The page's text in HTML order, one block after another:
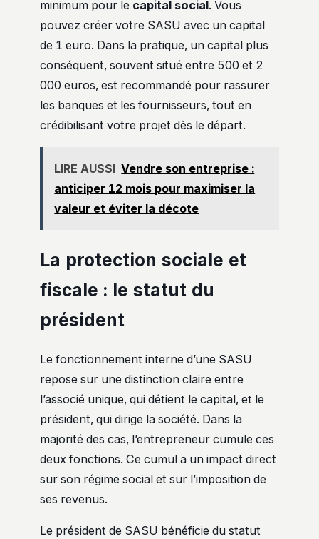
minimum pour le capital social. Vous
pouvez créer votre SASU avec un capital
de 1 euro. Dans la pratique, un capital plus
conséquent, souvent situé entre 500 et 2
000 euros, est recommandé pour rassurer
les banques et les fournisseurs, tout en
crédibilisant votre projet dès le départ.
LIRE AUSSI Vendre son entreprise :
anticiper 12 mois pour maximiser la
valeur et éviter la décote
La protection sociale et
fiscale : le statut du
président
Le fonctionnement interne d’une SASU
repose sur une distinction claire entre
l’associé unique, qui détient le capital, et le
président, qui dirige la société. Dans la
majorité des cas, l’entrepreneur cumule ces
deux fonctions. Ce cumul a un impact direct
sur son régime social et sur l’imposition de
ses revenus.
Le président de SASU bénéficie du statut